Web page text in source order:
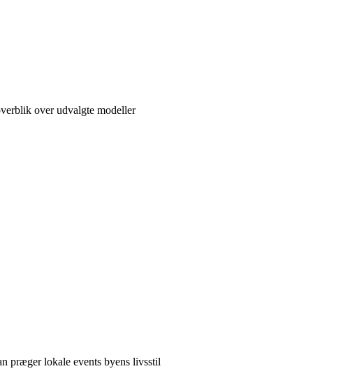
over udvalgte modeller
præger lokale events byens livsstil